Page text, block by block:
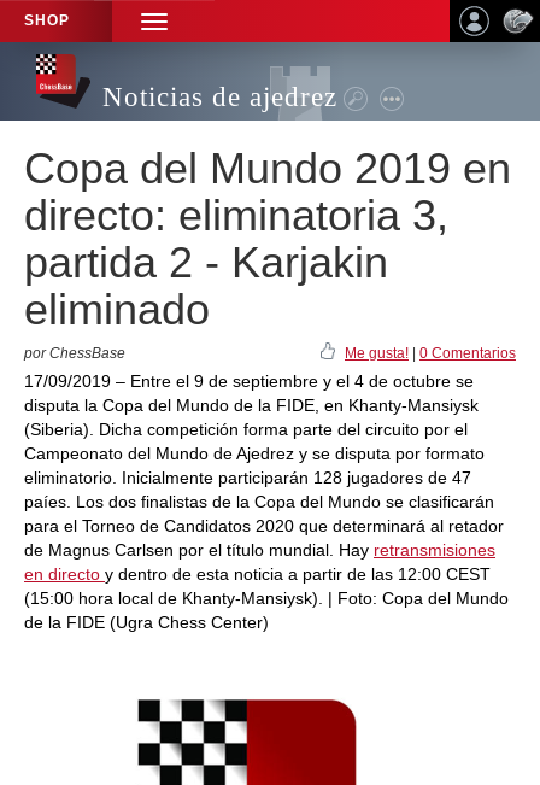
SHOP
TOGGLE
NAVIGATION
Noticias de ajedrez
Copa del Mundo 2019 en
directo: eliminatoria 3,
partida 2 - Karjakin
eliminado
por ChessBase Me gusta! 0 Comentarios
17/09/2019 – Entre el 9 de septiembre y el 4 de octubre se
disputa la Copa del Mundo de la FIDE, en Khanty-Mansiysk
(Siberia). Dicha competición forma parte del circuito por el
Campeonato del Mundo de Ajedrez y se disputa por formato
eliminatorio. Inicialmente participarán 128 jugadores de 47
paíes. Los dos finalistas de la Copa del Mundo se clasificarán
para el Torneo de Candidatos 2020 que determinará al retador
de Magnus Carlsen por el título mundial. Hay retransmisiones
en directo y dentro de esta noticia a partir de las 12:00 CEST
(15:00 hora local de Khanty-Mansiysk). | Foto: Copa del Mundo
de la FIDE (Ugra Chess Center)